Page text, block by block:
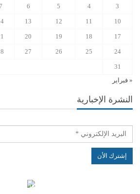
3
4
5
6
7
10
11
12
13
17
18
19
20
24
25
26
27
31
« فبراير
النشرة الإخبارية
الهياكل الخاضعة لقانون النفاذ